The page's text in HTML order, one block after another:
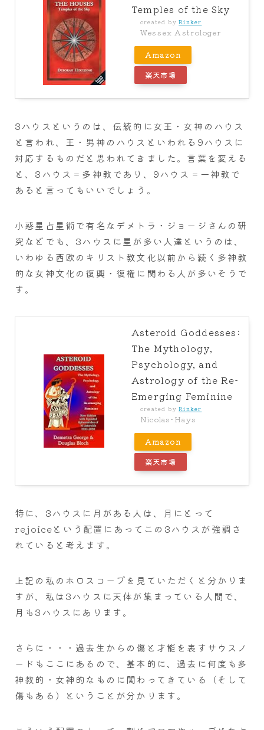
Temples of the Sky
created byRinker
Wessex Astrologer
Amazon
楽天市場
3ハウスというのは、伝統的に女王・女神のハウス
と言われ、王・男神のハウスといわれる9ハウスに
対応するものだと思われてきました。言葉を変える
と、3ハウス＝多神教であり、9ハウス＝一神教で
あると言ってもいいでしょう。
小惑星占星術で有名なデメトラ・ジョージさんの研
究などでも、3ハウスに星が多い人達というのは、
いわゆる西欧のキリスト教文化以前から続く多神教
的な女神文化の復興・復権に関わる人が多いそうで
す。
Asteroid Goddesses:
The Mythology,
Psychology, and
Astrology of the Re-
Emerging Feminine
created byRinker
Nicolas-Hays
Amazon
楽天市場
特に、3ハウスに月がある人は、月にとって
rejoiceという配置にあってこの3ハウスが強調さ
れていると考えます。
上記の私のホロスコープを見ていただくと分かりま
すが、私は3ハウスに天体が集まっている人間で、
月も3ハウスにあります。
さらに・・・過去生からの傷と才能を表すサウスノ
ードもここにあるので、基本的に、過去に何度も多
神教的・女神的なものに関わってきている（そして
傷もある）ということが分かります。